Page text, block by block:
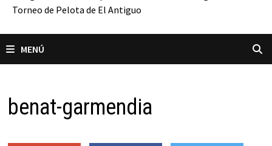
Torneo de Pelota de El Antiguo
MENÚ
benat-garmendia